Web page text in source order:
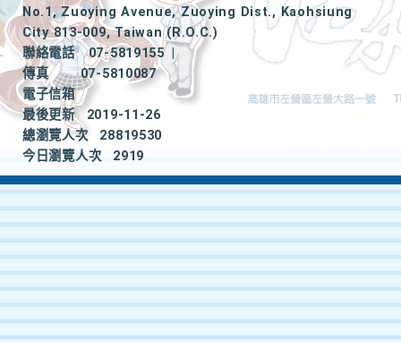
No.1, Zuoying Avenue, Zuoying Dist., Kaohsiung
City 813-009, Taiwan (R.O.C.)
聯絡電話
07-5819155
|
傳真
07-5810087
電子信箱
最後更新
2019-11-26
總瀏覽人次
28819530
今日瀏覽人次
2919